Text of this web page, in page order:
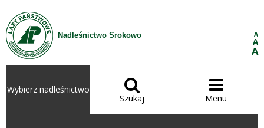
Przejdź do treści
Nadleśnictwo Srokowo A
A
A
Wybierz nadleśnictwo 
Szukaj

Menu